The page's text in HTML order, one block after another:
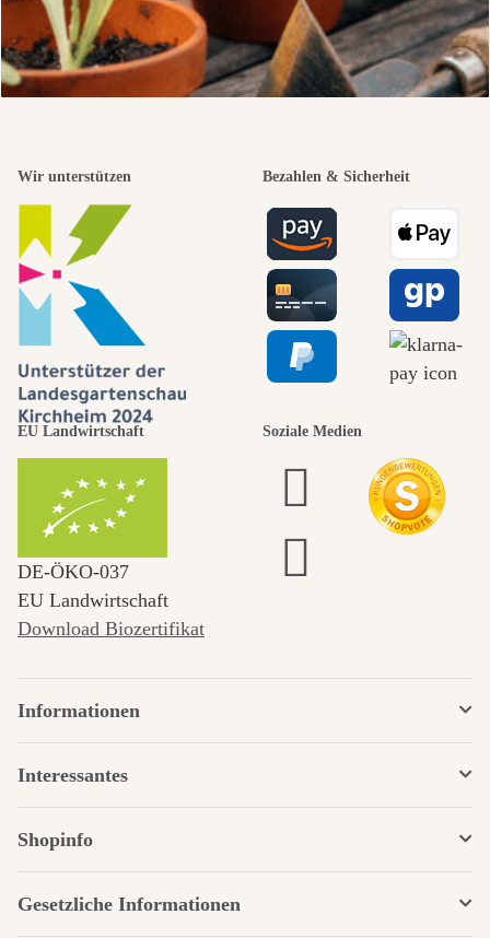
Wir unterstützen Bezahlen & Sicherheit
EU Landwirtschaft
DE‑ÖKO‑037
EU Landwirtschaft
Download Biozertifikat
Soziale Medien
Informationen
Interessantes
Shopinfo
Gesetzliche Informationen